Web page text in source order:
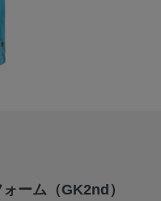
ーム（GK2nd）